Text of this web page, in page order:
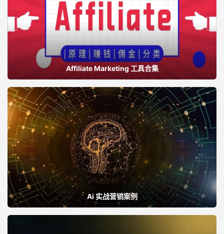
Affiliate Marketing 工具合集
Ai 实战营销案例